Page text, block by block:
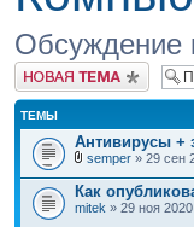
Обсуждение
Новая тема
ТЕМЫ
Антивирусы +
semper » 29 сен
Как
mitek » 29 ноя